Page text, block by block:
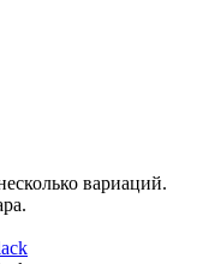
вариаций.